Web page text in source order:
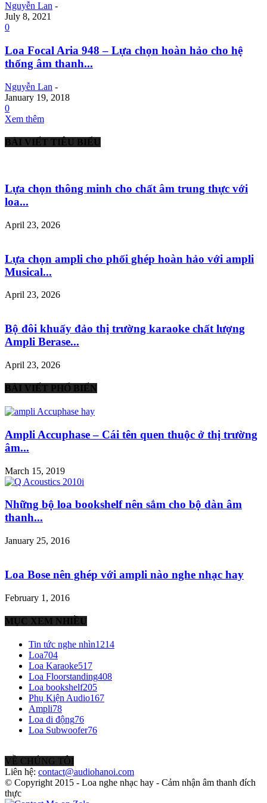
Nguyễn Lan -
July 8, 2021
0
Loa Focal Aria 948 – Lựa chọn hoàn hảo cho hệ
thống âm thanh...
Nguyễn Lan -
January 19, 2018
0
Xem thêm
BÀI VIẾT TIÊU BIỂU
Lựa chọn thông minh cho chất âm trung thực với
loa...
April 23, 2026
Lựa chọn ampli cho phối ghép hoàn hảo với ampli
Musical...
April 23, 2026
Bộ đôi khuấy đảo thị trường karaoke chất lượng
Ampli Berase...
April 23, 2026
BÀI VIẾT PHỔ BIẾN
Ampli Accuphase – Cái tên quen thuộc ở thị trường
âm...
March 15, 2019
Những bộ loa bookshelf nên sắm cho bộ dàn âm
thanh...
January 25, 2016
Loa Bose nên ghép với ampli nào nghe nhạc hay
February 1, 2016
MỤC XEM NHIỀU
Tin tức nghe nhìn1214
Loa704
Loa Karaoke517
Loa Floorstanding408
Loa bookshelf205
Phụ Kiện Audio167
Ampli78
Loa di động76
Loa Subwoofer76
VỀ CHÚNG TÔI
Liên hệ: contact@audiohanoi.com
© Copyright 2015 - Loa nghe nhạc hay - Cảm nhận âm thanh đích
thực